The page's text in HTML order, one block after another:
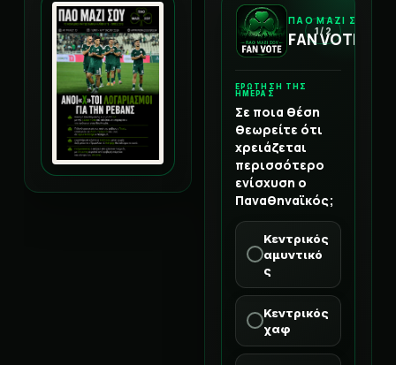
ΠΑΟ ΜΑΖΙ ΣΟΥ
FAN VOTE
1 / 2
ΕΡΩΤΗΣΗ ΤΗΣ
ΗΜΕΡΑΣ
Σε ποια θέση
θεωρείτε ότι
χρειάζεται
περισσότερο
ενίσχυση ο
Παναθηναϊκός;
Κεντρικός
αμυντικό
ς
Κεντρικός
χαφ